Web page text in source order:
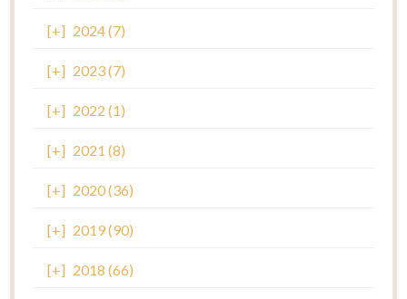
[+] 2024 (7)
[+] 2023 (7)
[+] 2022 (1)
[+] 2021 (8)
[+] 2020 (36)
[+] 2019 (90)
[+] 2018 (66)